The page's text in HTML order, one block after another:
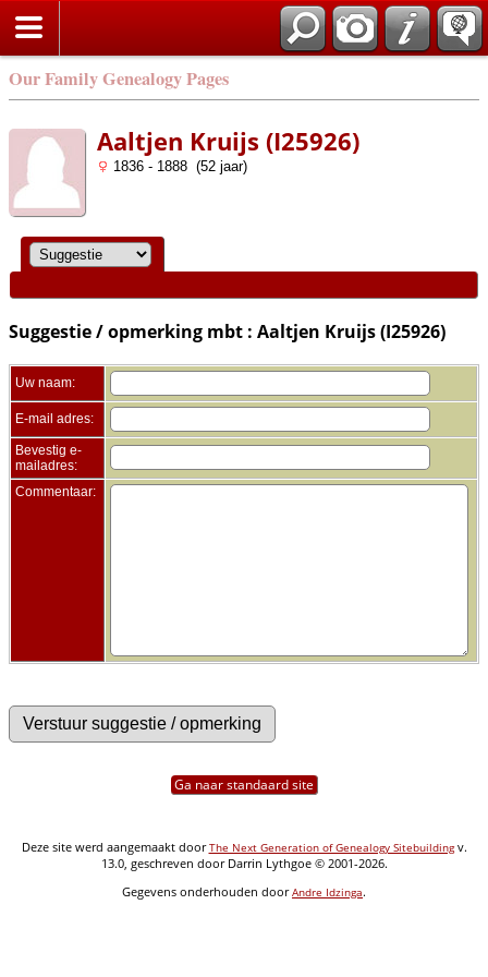
Our Family Genealogy Pages
Aaltjen Kruijs (I25926)
1836 - 1888 (52 jaar)
Suggestie / opmerking mbt : Aaltjen Kruijs (I25926)
Uw naam:
E-mail adres:
Bevestig e-
mailadres:
Commentaar:
Ga naar standaard site
Deze site werd aangemaakt doorThe Next Generation of Genealogy Sitebuildingv.
13.0, geschreven door Darrin Lythgoe © 2001-2026.
Gegevens onderhouden doorAndre Idzinga.